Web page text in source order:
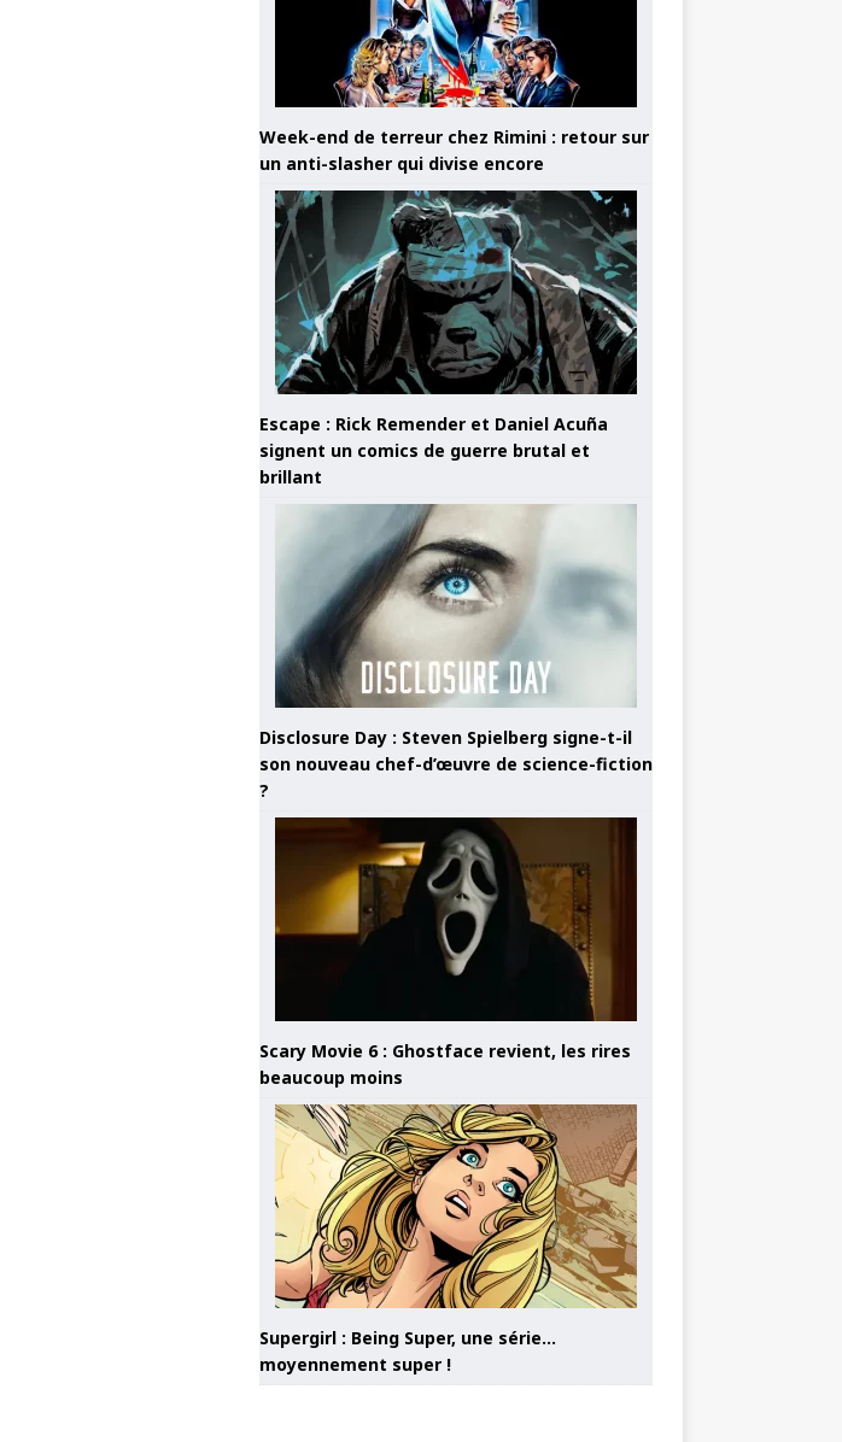
Week-end de terreur chez Rimini : retour sur
un anti-slasher qui divise encore
Escape : Rick Remender et Daniel Acuña
signent un comics de guerre brutal et
brillant
Disclosure Day : Steven Spielberg signe-t-il
son nouveau chef-d’œuvre de science-fiction
?
Scary Movie 6 : Ghostface revient, les rires
beaucoup moins
Supergirl : Being Super, une série…
moyennement super !